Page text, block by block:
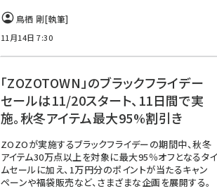
鳥栖 剛[執筆]
11月14日 7:30
「ZOZOTOWN」のブラックフライデー
セールは11/20スタート、11日間で実
施。秋冬アイテム最大95%割引き
ZOZOが実施するブラックフライデーの期間中、秋冬
アイテム30万点以上を対象に最大95％オフとなるタイ
ムセールに加え、1万円分のポイントが当たるキャン
ペーンや福袋販売など、さまざまな企画を展開する。